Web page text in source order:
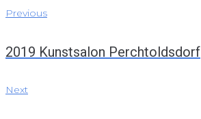
Beitragsnavigation
Previous
Previous
2019 Kunstsalon Perchtoldsdorf
Next
Next